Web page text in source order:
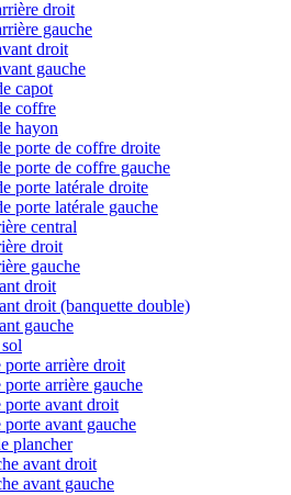
droit
gauche
droit
gauche
capot
coffre
hayon
porte de coffre droite
porte de coffre gauche
porte latérale droite
porte latérale gauche
central
droit
gauche
droit
droit (banquette double)
gauche
porte arrière droit
porte arrière gauche
porte avant droit
porte avant gauche
plancher
avant droit
avant gauche